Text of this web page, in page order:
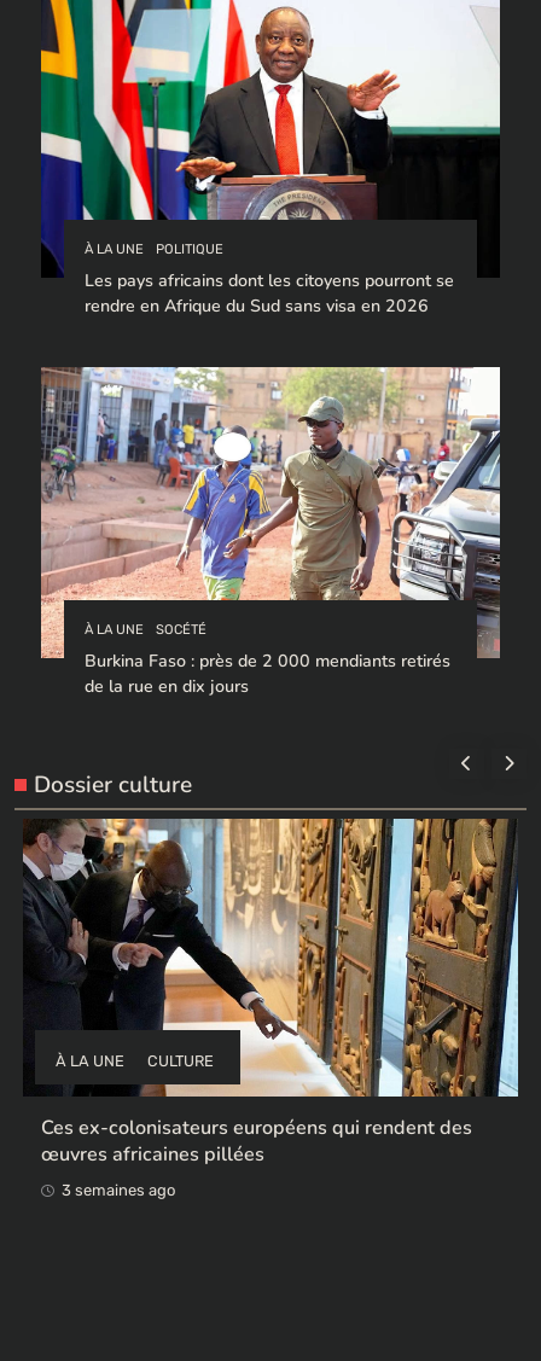
À LA UNE POLITIQUE
Les pays africains dont les citoyens pourront se
rendre en Afrique du Sud sans visa en 2026
À LA UNE SOCÉTÉ
Burkina Faso : près de 2 000 mendiants retirés
de la rue en dix jours
Dossier culture
À LA UNE CULTURE
Ces ex-colonisateurs européens qui rendent des
œuvres africaines pillées
3 semaines ago